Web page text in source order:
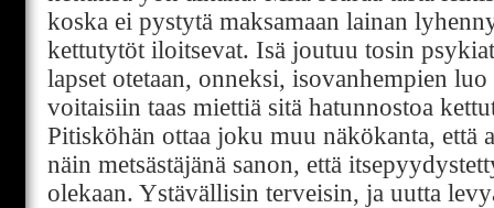
koska ei pystytä maksamaan lainan
kettutytöt iloitsevat. Isä joutuu tosin
lapset otetaan, onneksi, isovanhempien
voitaisiin taas miettiä sitä hatunnostoa
Pitisköhän ottaa joku muu näkökanta, että
näin metsästäjänä sanon, että
olekaan. Ystävällisin terveisin, ja uutta